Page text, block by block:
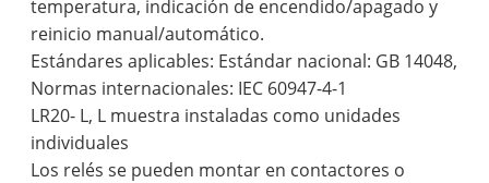
temperatura, indicación de encendido/apagado y
reinicio manual/automático.
Estándares aplicables: Estándar nacional: GB 14048,
Normas internacionales: IEC 60947-4-1
LR20- L, L muestra instaladas como unidades
individuales
Los relés se pueden montar en contactores o